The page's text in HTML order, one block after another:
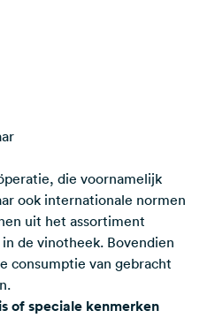
die voornamelijk
ook internationale normen
uit het assortiment
de vinotheek. Bovendien
consumptie van gebracht
of speciale kenmerken